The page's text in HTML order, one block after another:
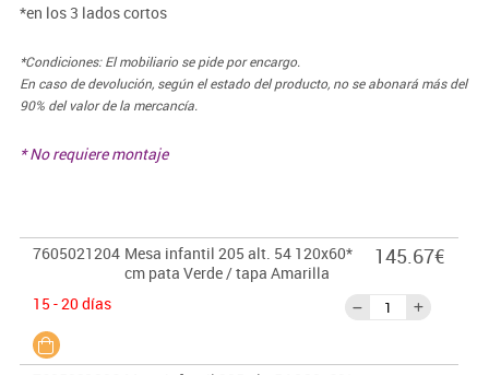
*en los 3 lados cortos
*Condiciones: El mobiliario se pide por encargo.
En caso de devolución, según el estado del producto, no se abonará más del
90% del valor de la mercancía.
* No requiere montaje
7605021204 Mesa infantil 205 alt. 54 120x60*
cm pata Verde / tapa Amarilla
15 - 20 días
145.67€